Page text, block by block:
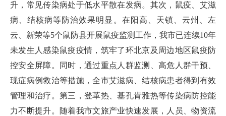
升，常见传染病处于低水平散在发病。其次，鼠疫、艾滋
病、结核病等防治效果明显。在阳高、天镇、云州、左
云、新荣等5个鼠防县开展鼠疫监测工作，我市已连续10年
未发生人感染鼠疫疫情，筑牢了环北京及周边地区鼠疫防
控安全屏障。同时，通过重点人群监测、高危人群干预、
现症病例救治等措施，全市艾滋病、结核病患者得到有效
管理和治疗。第三，登革热、基孔肯雅热等传染病防控能
力不断提升。随着我市文旅产业快速发展，人员、物资流